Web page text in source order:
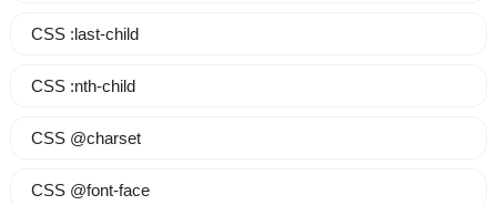
CSS :last-child
CSS :nth-child
CSS @charset
CSS @font-face